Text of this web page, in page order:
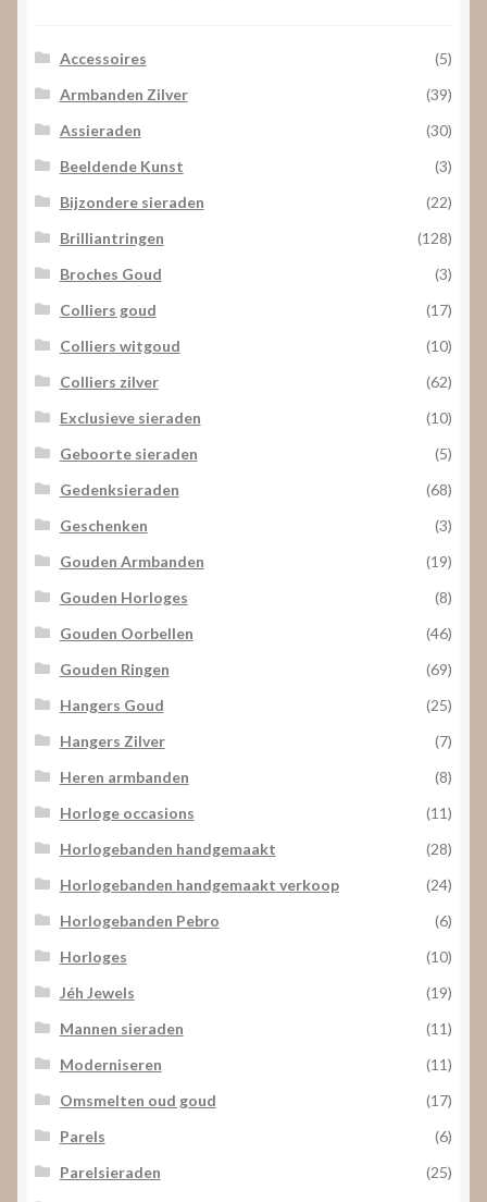
Accessoires
(5)
Armbanden Zilver
(39)
Assieraden
(30)
Beeldende Kunst
(3)
Bijzondere sieraden
(22)
Brilliantringen
(128)
Broches Goud
(3)
Colliers goud
(17)
Colliers witgoud
(10)
Colliers zilver
(62)
Exclusieve sieraden
(10)
Geboorte sieraden
(5)
Gedenksieraden
(68)
Geschenken
(3)
Gouden Armbanden
(19)
Gouden Horloges
(8)
Gouden Oorbellen
(46)
Gouden Ringen
(69)
Hangers Goud
(25)
Hangers Zilver
(7)
Heren armbanden
(8)
Horloge occasions
(11)
Horlogebanden handgemaakt
(28)
Horlogebanden handgemaakt verkoop
(24)
Horlogebanden Pebro
(6)
Horloges
(10)
Jéh Jewels
(19)
Mannen sieraden
(11)
Moderniseren
(11)
Omsmelten oud goud
(17)
Parels
(6)
Parelsieraden
(25)